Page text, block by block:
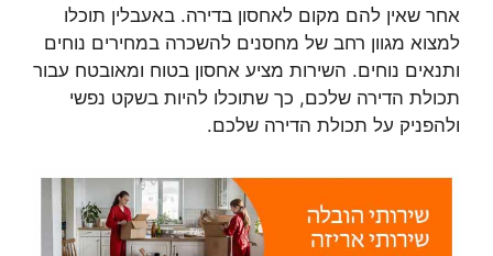
אחר שאין להם מקום לאחסון בדירה. באעבלין תוכלו
למצוא מגוון רחב של מחסנים להשכרה במחירים נוחים
ותנאים נוחים. השירות מציע אחסון בטוח ומאובטח עבור
תכולת הדירה שלכם, כך שתוכלו להיות בשקט נפשי
ולהפניק על תכולת הדירה שלכם.